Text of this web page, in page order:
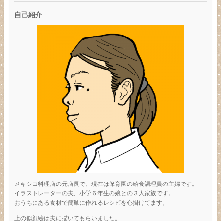
自己紹介
メキシコ料理店の元店長で、現在は保育園の給食調理員の主婦です。
イラストレーターの夫、小学６年生の娘との３人家族です。
おうちにある食材で簡単に作れるレシピを心掛けてます。
上の似顔絵は夫に描いてもらいました。